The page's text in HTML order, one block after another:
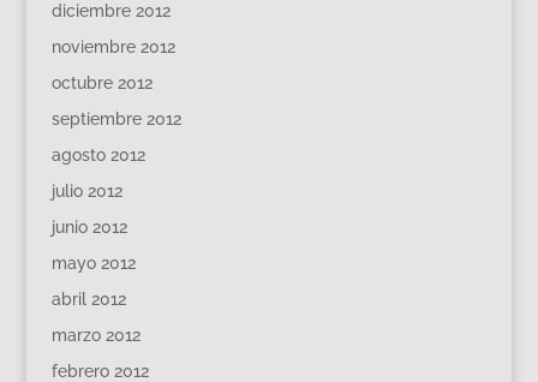
diciembre 2012
noviembre 2012
octubre 2012
septiembre 2012
agosto 2012
julio 2012
junio 2012
mayo 2012
abril 2012
marzo 2012
febrero 2012